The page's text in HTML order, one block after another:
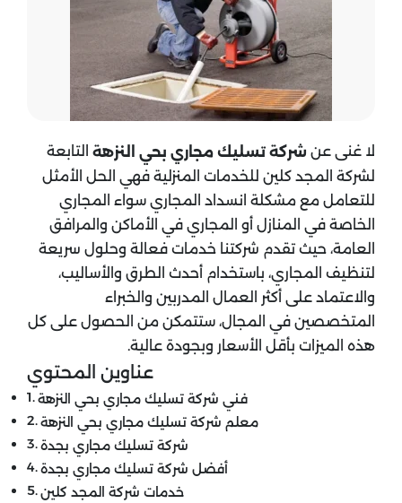
لا غنى عن شركة تسليك مجاري بحي النزهة التابعة
لشركة المجد كلين للخدمات المنزلية فهي الحل الأمثل
للتعامل مع مشكلة انسداد المجاري سواء المجاري
الخاصة في المنازل أو المجاري في الأماكن والمرافق
العامة، حيث تقدم شركتنا خدمات فعالة وحلول سريعة
لتنظيف المجاري، باستخدام أحدث الطرق والأساليب،
والاعتماد على أكثر العمال المدربين والخبراء
المتخصصين في المجال، ستتمكن من الحصول على كل
هذه الميزات بأقل الأسعار وبجودة عالية.
عناوين المحتوي
فني شركة تسليك مجاري بحي النزهة
معلم شركة تسليك مجاري بحي النزهة
شركة تسليك مجاري بجدة
أفضل شركة تسليك مجاري بجدة
خدمات شركة المجد كلين